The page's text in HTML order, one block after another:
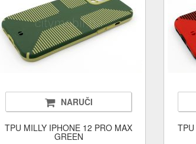
NARUČI
TPU MILLY IPHONE 12 PRO MAX
GREEN